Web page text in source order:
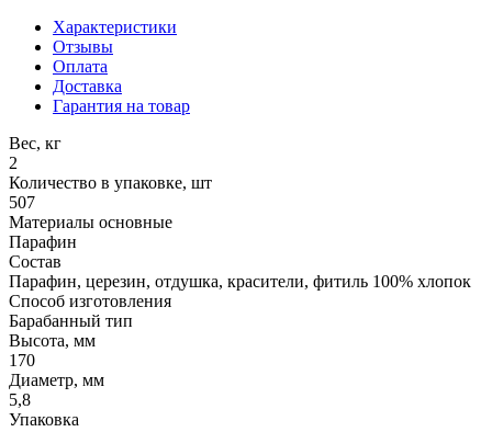
Характеристики
Отзывы
Оплата
Доставка
Гарантия на товар
Вес, кг
2
Количество в упаковке, шт
507
Материалы основные
Парафин
Состав
Парафин, церезин, отдушка, красители, фитиль 100% хлопок
Способ изготовления
Барабанный тип
Высота, мм
170
Диаметр, мм
5,8
Упаковка